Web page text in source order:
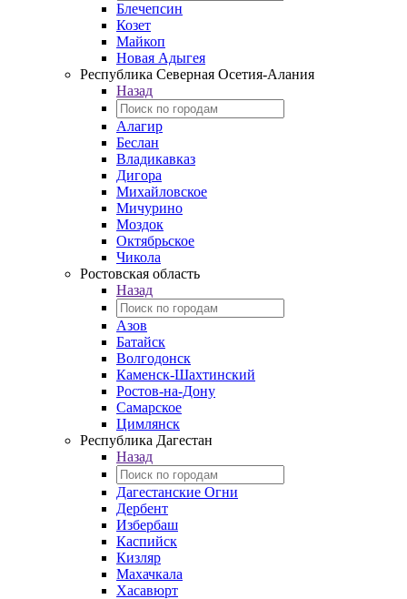
Блечепсин
Козет
Майкоп
Новая Адыгея
Республика Северная Осетия-Алания
Назад
Алагир
Беслан
Владикавказ
Дигора
Михайловское
Мичурино
Моздок
Октябрьское
Чикола
Ростовская область
Назад
Азов
Батайск
Волгодонск
Каменск-Шахтинский
Ростов-на-Дону
Самарское
Цимлянск
Республика Дагестан
Назад
Дагестанские Огни
Дербент
Избербаш
Каспийск
Кизляр
Махачкала
Хасавюрт